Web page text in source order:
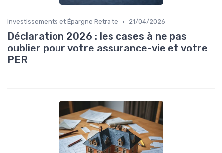
Investissements et Épargne Retraite • 21/04/2026
Déclaration 2026 : les cases à ne pas
oublier pour votre assurance-vie et votre
PER